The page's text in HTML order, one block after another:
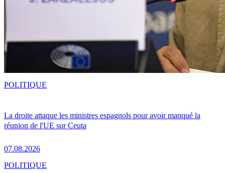
La droite attaque les ministres espagnols pour avoir manqué la
réunion de l'UE sur Ceuta
07.08.2026
POLITIQUE
POLITIQUE